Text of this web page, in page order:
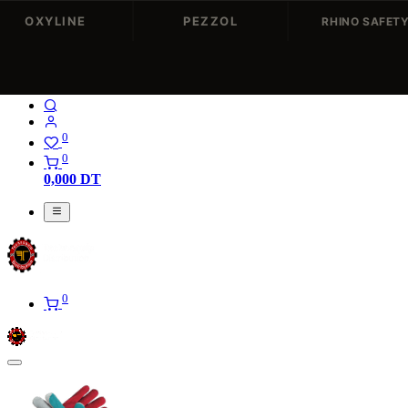
OXYLINE PEZZOL RHINO SAFETY
Nos Marques
0
0
0,000 DT
0